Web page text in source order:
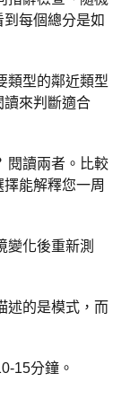
每個總分是如
類型的鄰近類型
讀來判斷適合
閱讀兩者。比較
能解釋您一周
變化後重新測
述的是模式，而
15分鐘。